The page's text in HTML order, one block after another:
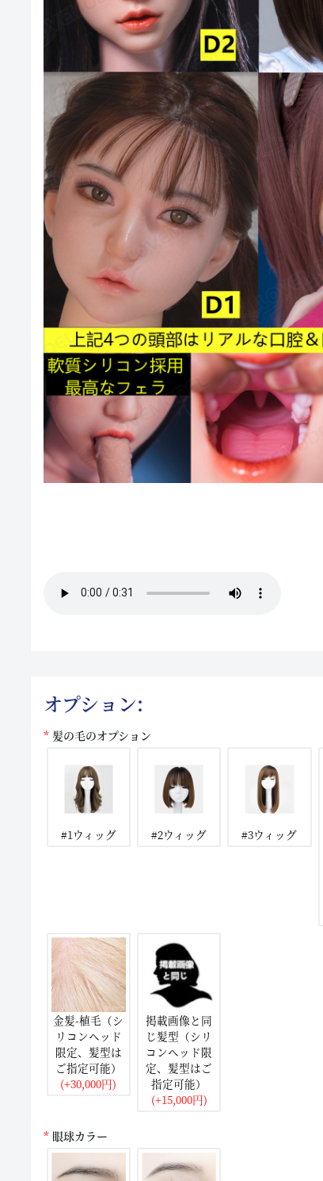
オプション:
髪の毛のオプション
#1ウィッグ #2ウィッグ #3ウィッグ
金髪-植毛（シ
リコンヘッド
限定、髪型は
ご指定可能）
(+30,000円)
掲載画像と同
じ髪型（シリ
コンヘッド限
定、髪型はご
指定可能）
(+15,000円)
眼球カラー